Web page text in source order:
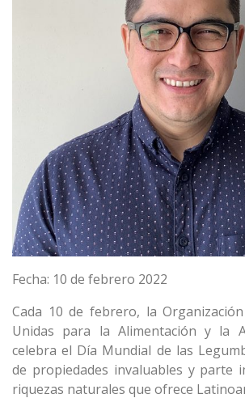
Fecha: 10 de febrero 2022
Cada 10 de febrero, la
Unidas para la Alimentación y la
celebra el Día Mundial de las
de propiedades invaluables y parte
riquezas naturales que ofrece